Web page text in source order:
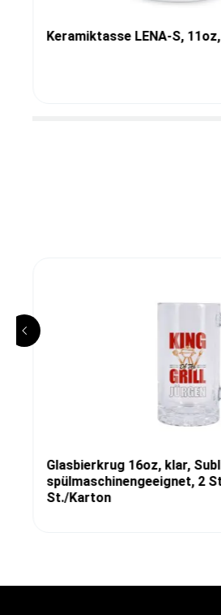
Keramiktasse LENA-S,
Glasbierkrug 16oz, klar,
spülmaschinengeeignet, 2
St./Karton